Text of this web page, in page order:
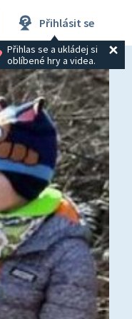
Přihlásit se
Přihlas se a ukládej si
oblíbené hry a videa.